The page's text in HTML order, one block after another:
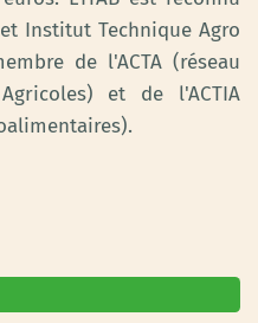
Institut Technique Agro
de l'ACTA (réseau
et de l'ACTIA